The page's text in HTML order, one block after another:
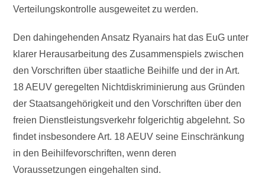
Verteilungskontrolle ausgeweitet zu werden.
Den dahingehenden Ansatz Ryanairs hat das EuG unter
klarer Herausarbeitung des Zusammenspiels zwischen
den Vorschriften über staatliche Beihilfe und der in Art.
18 AEUV geregelten Nichtdiskriminierung aus Gründen
der Staatsangehörigkeit und den Vorschriften über den
freien Dienstleistungsverkehr folgerichtig abgelehnt. So
findet insbesondere Art. 18 AEUV seine Einschränkung
in den Beihilfevorschriften, wenn deren
Voraussetzungen eingehalten sind.